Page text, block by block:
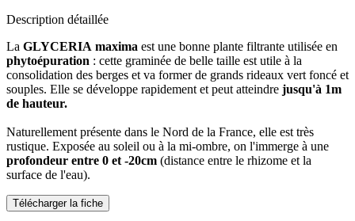
Description détaillée
La GLYCERIA maxima est une bonne plante filtrante utilisée en
phytoépuration : cette graminée de belle taille est utile à la
consolidation des berges et va former de grands rideaux vert foncé et
souples. Elle se développe rapidement et peut atteindre jusqu'à 1m
de hauteur.
Naturellement présente dans le Nord de la France, elle est très
rustique. Exposée au soleil ou à la mi-ombre, on l'immerge à une
profondeur entre 0 et -20cm (distance entre le rhizome et la
surface de l'eau).
Télécharger la fiche